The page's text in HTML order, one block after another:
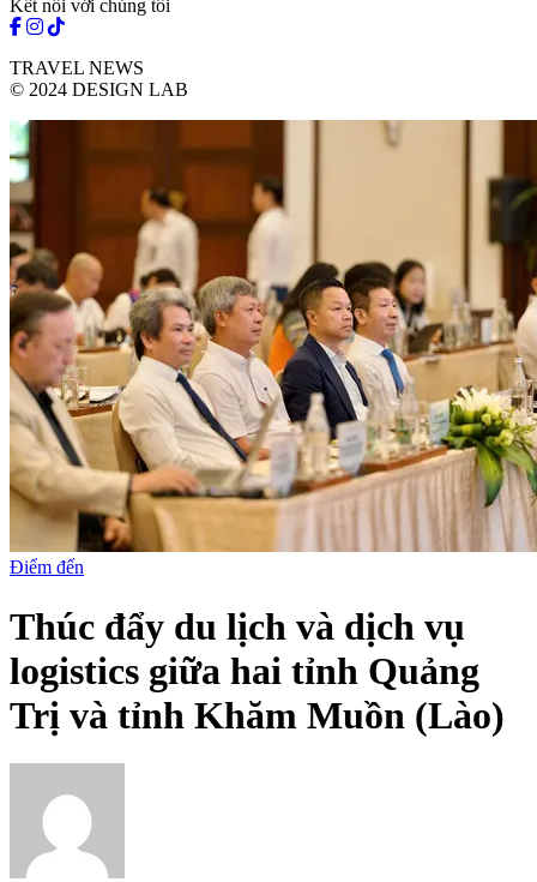
Kết nối với chúng tôi
TRAVEL NEWS
© 2024 DESIGN LAB
Điểm đến
Thúc đẩy du lịch và dịch vụ
logistics giữa hai tỉnh Quảng
Trị và tỉnh Khăm Muồn (Lào)